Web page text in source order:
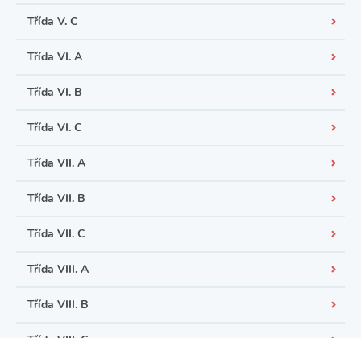
Třída V. C
Třída VI. A
Třída VI. B
Třída VI. C
Třída VII. A
Třída VII. B
Třída VII. C
Třída VIII. A
Třída VIII. B